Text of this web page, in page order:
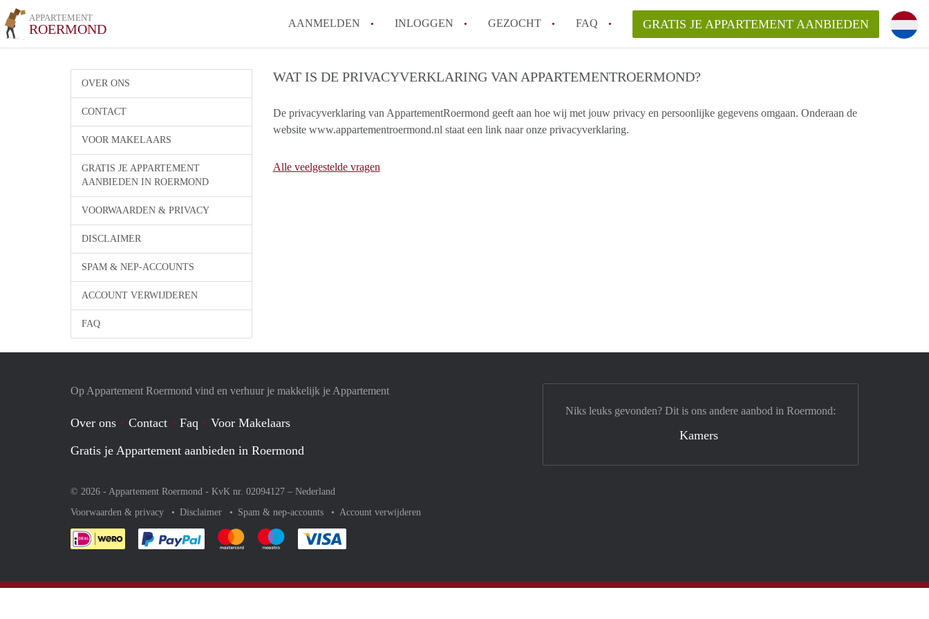
APPARTEMENT
ROERMOND AANMELDEN INLOGGEN GEZOCHT FAQ
Wat is AppartementRoermond?
Hoeveel kost het om te reageren op een Appartement in Roermond?
GRATIS JE APPARTEMENT AANBIEDEN
OVER ONS
CONTACT
VOOR MAKELAARS
GRATIS JE APPARTEMENT
AANBIEDEN IN ROERMOND
VOORWAARDEN & PRIVACY
DISCLAIMER
SPAM & NEP-ACCOUNTS
ACCOUNT VERWIJDEREN
FAQ
WAT IS DE PRIVACYVERKLARING VAN APPARTEMENTROERMOND?
De privacyverklaring van AppartementRoermond geeft aan hoe wij met jouw privacy en persoonlijke gegevens omgaan. Onderaan de
website www.appartementroermond.nl staat een link naar onze privacyverklaring.
Alle veelgestelde vragen
Op Appartement Roermond vind en verhuur je makkelijk je Appartement
Over ons Contact Faq
Voor Makelaars
Gratis je Appartement aanbieden in Roermond
© 2026 - Appartement Roermond - KvK nr. 02094127 – Nederland
Voorwaarden & privacy
Disclaimer Spam & nep-accounts Account verwijderen
Je rekent gemakkelijk af met Paypal
Je rekent gemakkelijk af met Mastercard
Je rekent gemakkelijk af met Meastro
Niks leuks gevonden? Dit is ons andere aanbod in Roermond:
Kamers